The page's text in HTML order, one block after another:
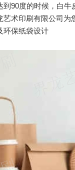
到90度的时候，白牛
艺术印刷有限公司为
环保纸袋设计